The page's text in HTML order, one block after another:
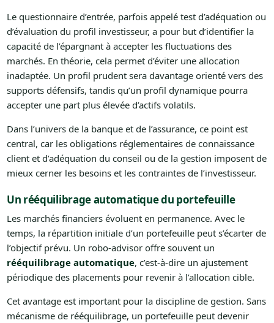
Le questionnaire d’entrée, parfois appelé test d’adéquation ou
d’évaluation du profil investisseur, a pour but d’identifier la
capacité de l’épargnant à accepter les fluctuations des
marchés. En théorie, cela permet d’éviter une allocation
inadaptée. Un profil prudent sera davantage orienté vers des
supports défensifs, tandis qu’un profil dynamique pourra
accepter une part plus élevée d’actifs volatils.
Dans l’univers de la banque et de l’assurance, ce point est
central, car les obligations réglementaires de connaissance
client et d’adéquation du conseil ou de la gestion imposent de
mieux cerner les besoins et les contraintes de l’investisseur.
Un rééquilibrage automatique du portefeuille
Les marchés financiers évoluent en permanence. Avec le
temps, la répartition initiale d’un portefeuille peut s’écarter de
l’objectif prévu. Un robo-advisor offre souvent un
rééquilibrage automatique, c’est-à-dire un ajustement
périodique des placements pour revenir à l’allocation cible.
Cet avantage est important pour la discipline de gestion. Sans
mécanisme de rééquilibrage, un portefeuille peut devenir